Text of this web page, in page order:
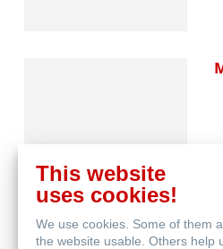
This website
uses cookies!
We use cookies. Some of them
the website usable. Others help